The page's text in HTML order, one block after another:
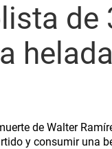
de
de Walter
y consumir una